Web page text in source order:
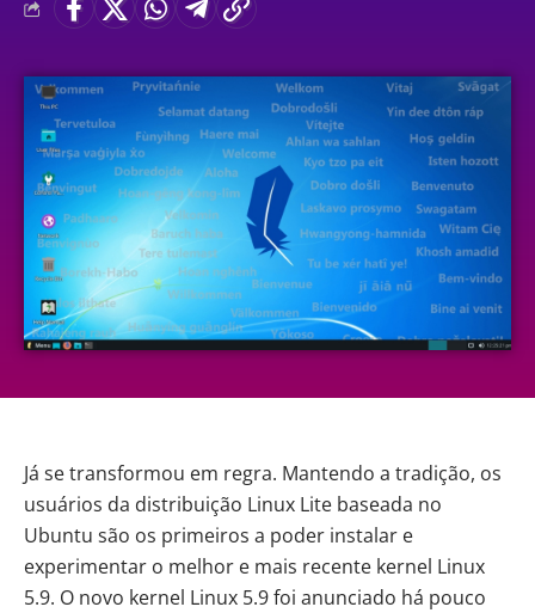
Já se transformou em regra. Mantendo a tradição, os
usuários da distribuição Linux Lite baseada no
Ubuntu são os primeiros a poder instalar e
experimentar o melhor e mais recente kernel Linux
5.9. O novo kernel Linux 5.9foi anunciado há pouco